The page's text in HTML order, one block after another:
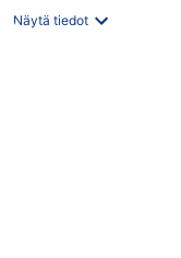
Näytä tiedot